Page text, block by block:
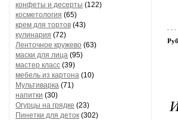
конфеты и десерты (122)
косметология (65)
крем для тортов (43)
кулинария (72)
Ленточное кружево (63)
маски для лица (95)
мастер класс (39)
мебель из картона (10)
Мультиварка (71)
напитки (30)
Огурцы на грядке (23)
Пинетки для деток (302)